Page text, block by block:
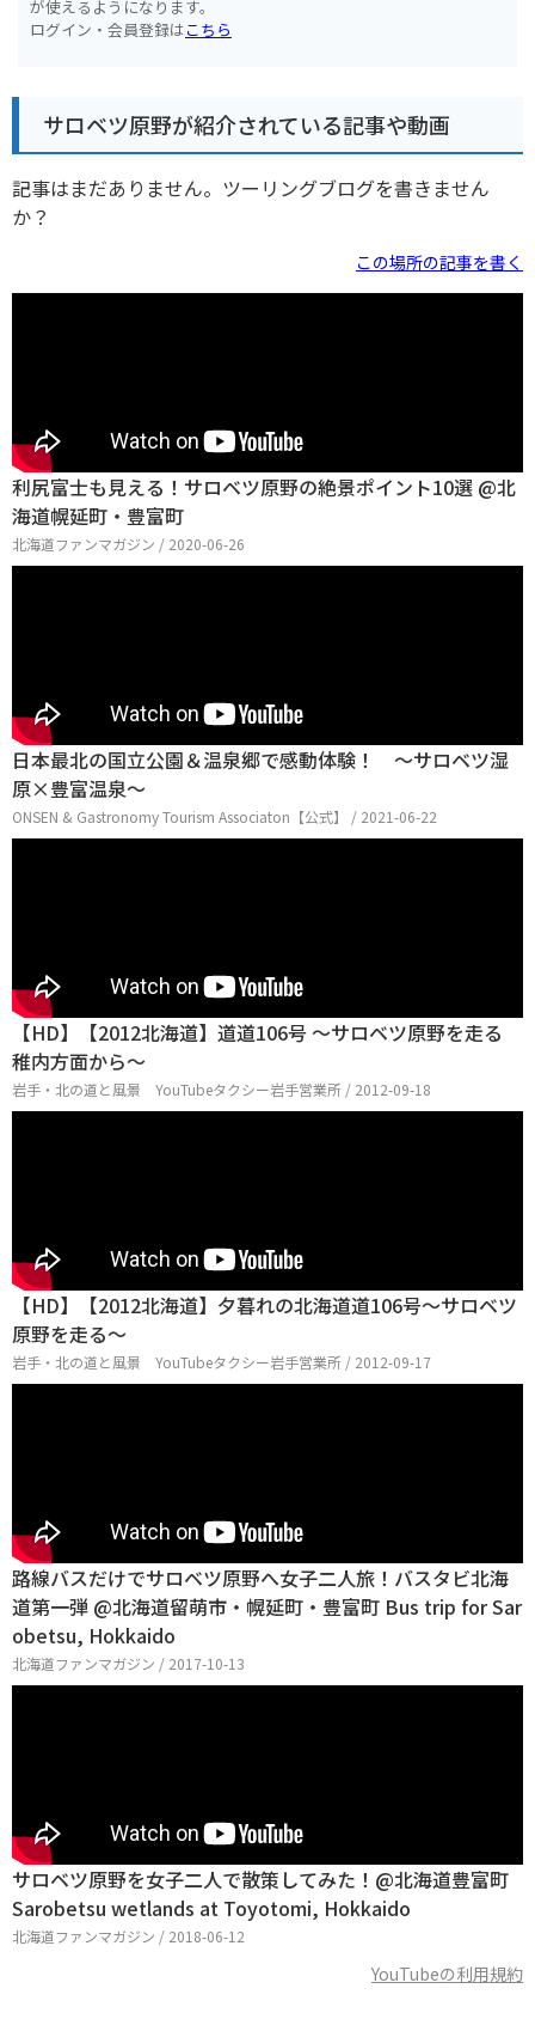
が使えるようになります。
ログイン・会員登録はこちら
サロベツ原野が紹介されている記事や動画
記事はまだありません。ツーリングブログを書きません
か？
この場所の記事を書く
利尻富士も見える！サロベツ原野の絶景ポイント10選 @北
海道幌延町・豊富町
北海道ファンマガジン / 2020-06-26
日本最北の国立公園＆温泉郷で感動体験！ ～サロベツ湿
原×豊富温泉～
ONSEN & Gastronomy Tourism Associaton【公式】 / 2021-06-22
【HD】【2012北海道】道道106号 ～サロベツ原野を走る
稚内方面から～
岩手・北の道と風景 YouTubeタクシー岩手営業所 / 2012-09-18
【HD】【2012北海道】夕暮れの北海道道106号～サロベツ
原野を走る～
岩手・北の道と風景 YouTubeタクシー岩手営業所 / 2012-09-17
路線バスだけでサロベツ原野へ女子二人旅！バスタビ北海
道第一弾 @北海道留萌市・幌延町・豊富町 Bus trip for Sar
obetsu, Hokkaido
北海道ファンマガジン / 2017-10-13
サロベツ原野を女子二人で散策してみた！@北海道豊富町
Sarobetsu wetlands at Toyotomi, Hokkaido
北海道ファンマガジン / 2018-06-12
YouTubeの利用規約